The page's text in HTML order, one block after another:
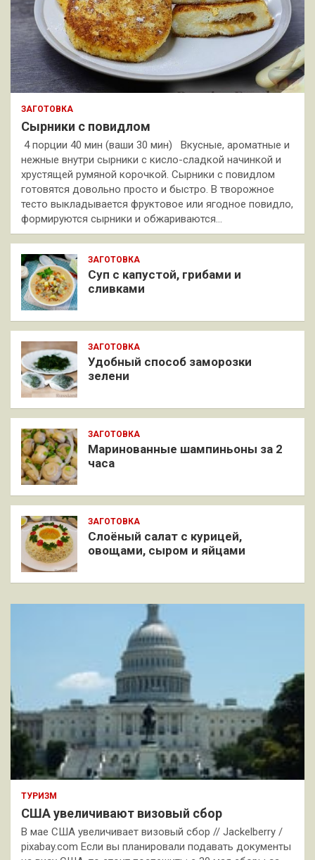
ЗАГОТОВКА
Сырники с повидлом
4 порции 40 мин (ваши 30 мин) Вкусные, ароматные и
нежные внутри сырники с кисло-сладкой начинкой и
хрустящей румяной корочкой. Сырники с повидлом
готовятся довольно просто и быстро. В творожное
тесто выкладывается фруктовое или ягодное повидло,
формируются сырники и обжариваются…
ЗАГОТОВКА
Суп с капустой, грибами и
сливками
ЗАГОТОВКА
Удобный способ заморозки
зелени
ЗАГОТОВКА
Маринованные шампиньоны за 2
часа
ЗАГОТОВКА
Слоёный салат с курицей,
овощами, сыром и яйцами
ТУРИЗМ
США увеличивают визовый сбор
В мае США увеличивает визовый сбор // Jackelberry /
pixabay.com Если вы планировали подавать документы